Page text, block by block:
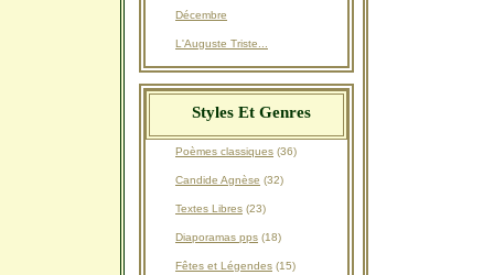
Décembre
L'Auguste Triste...
Styles Et Genres
Poèmes classiques (36)
Candide Agnèse (32)
Textes Libres (23)
Diaporamas pps (18)
Fêtes et Légendes (15)